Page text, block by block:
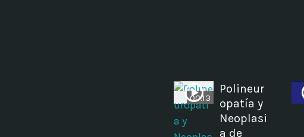
00:13
Polineur
opatía y
Neoplasi
a de